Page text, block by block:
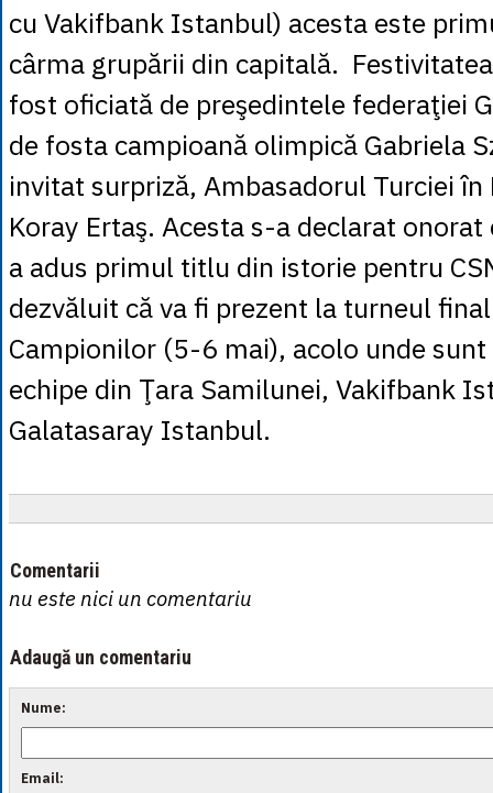
cu Vakifbank Istanbul) acesta este
cârma grupării din capitală.
fost oficiată de preşedintele federaţiei
de fosta campioană olimpică Gabriela
invitat surpriză, Ambasadorul Turciei în
Koray Ertaş. Acesta s-a declarat
a adus primul titlu din istorie pentru
dezvăluit că va fi prezent la turneul
Campionilor (5-6 mai), acolo unde
echipe din Ţara Samilunei, Vakifbank
Galatasaray Istanbul.
Comentarii
nu este nici un comentariu
Adaugă un comentariu
Nume:
Email: